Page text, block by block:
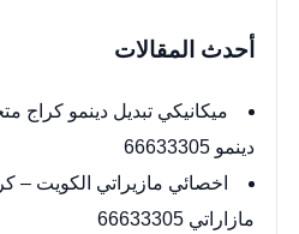
أحدث المقالات
ميكانيكي تبديل دينمو كراج
دينمو 66633305
اخصائي مازيراتي الكويت
مازاراتي 66633305